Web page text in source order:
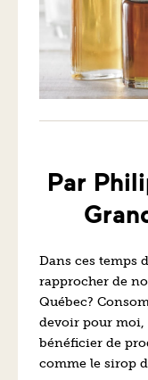
Par
Dans ces temps
rapprocher de
Québec?
devoir pour moi,
bénéficier de
comme le sirop